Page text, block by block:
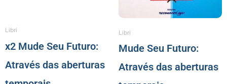
Libri
x2 Mude Seu Futuro:
Através das aberturas
Libri
Mude Seu Futuro:
Através das aberturas